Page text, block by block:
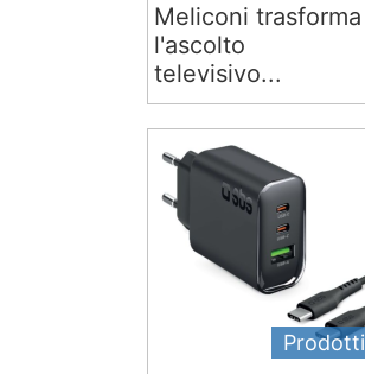
Meliconi trasforma
l'ascolto
televisivo...
Prodotti